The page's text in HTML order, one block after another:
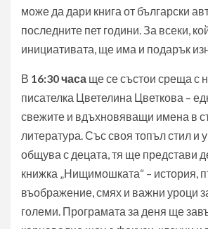
може да дари книга от български
последните пет години. За всеки,
инициативата, ще има и подарък
В 16:30 часа ще се състои среща с
писателка Цветелина Цветкова –
свежите и вдъхновяващи имена в
литература. Със своя топъл стил и
общува с децата, тя ще представи
книжка „Нищимошката“ – история,
въображение, смях и важни уроци
големи. Програмата за деня ще